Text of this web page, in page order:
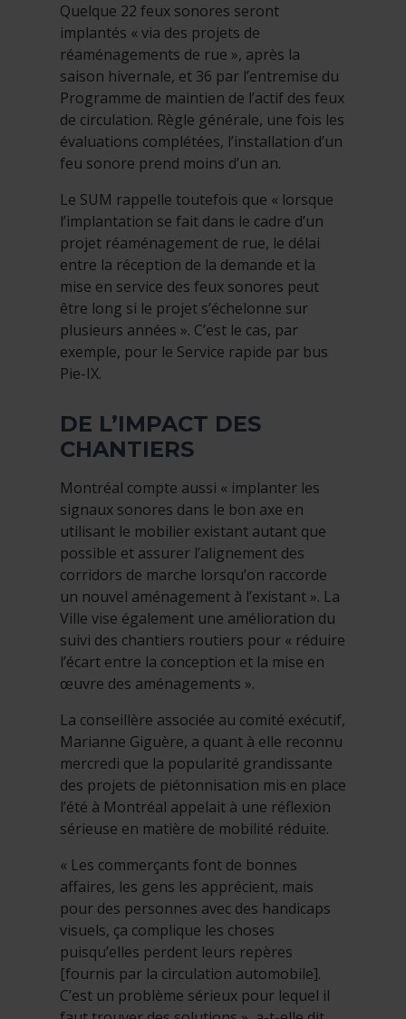
Quelque 22 feux sonores seront
implantés « via des projets de
réaménagements de rue », après la
saison hivernale, et 36 par l’entremise du
Programme de maintien de l’actif des feux
de circulation. Règle générale, une fois les
évaluations complétées, l’installation d’un
feu sonore prend moins d’un an.
Le SUM rappelle toutefois que « lorsque
l’implantation se fait dans le cadre d’un
projet réaménagement de rue, le délai
entre la réception de la demande et la
mise en service des feux sonores peut
être long si le projet s’échelonne sur
plusieurs années ». C’est le cas, par
exemple, pour le Service rapide par bus
Pie-IX.
DE L’IMPACT DES
CHANTIERS
Montréal compte aussi « implanter les
signaux sonores dans le bon axe en
utilisant le mobilier existant autant que
possible et assurer l’alignement des
corridors de marche lorsqu’on raccorde
un nouvel aménagement à l’existant ». La
Ville vise également une amélioration du
suivi des chantiers routiers pour « réduire
l’écart entre la conception et la mise en
œuvre des aménagements ».
La conseillère associée au comité exécutif,
Marianne Giguère, a quant à elle reconnu
mercredi que la popularité grandissante
des projets de piétonnisation mis en place
l’été à Montréal appelait à une réflexion
sérieuse en matière de mobilité réduite.
« Les commerçants font de bonnes
affaires, les gens les apprécient, mais
pour des personnes avec des handicaps
visuels, ça complique les choses
puisqu’elles perdent leurs repères
[fournis par la circulation automobile].
C’est un problème sérieux pour lequel il